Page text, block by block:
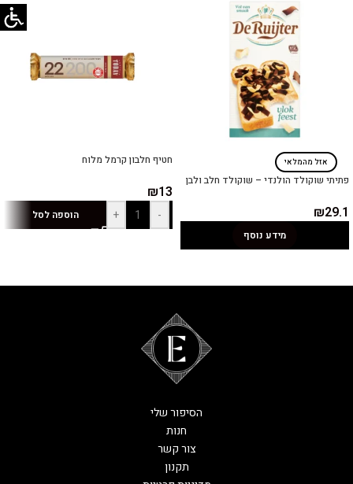
אזל מהמלאי
פתיתי שוקולד הולנדי – שוקולד חלב ולבן
₪29.1
מידע נוסף
חטיף חלבון קרמל מלוח
₪13
-
+ הוספה לסל
הסיפור שלי
חנות
צור קשר
תקנון